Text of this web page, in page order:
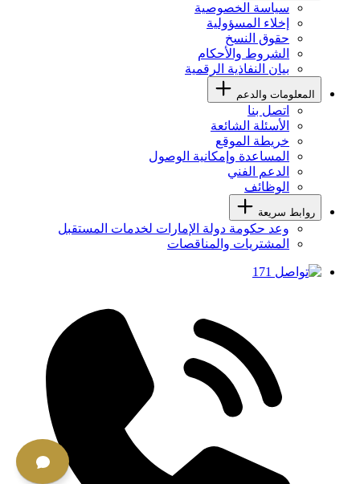
سياسة الخصوصية
إخلاء المسؤولية
حقوق النسخ
الشروط والأحكام
بيان النفاذية الرقمية
المعلومات والدعم
اتصل بنا
الأسئلة الشائعة
خريطة الموقع
المساعدة وإمكانية الوصول
الدعم الفني
الوظائف
روابط سريعة
وعد حكومة دولة الإمارات لخدمات المستقبل
المشتريات والمناقصات